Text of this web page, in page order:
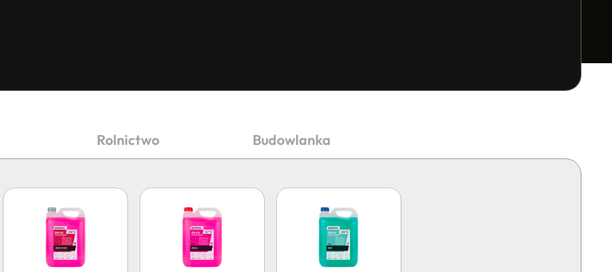
Rolnictwo Budowlanka